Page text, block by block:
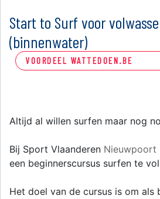
Start to Surf voor
(binnenwater)
VOORDEEL WATTEDOEN.BE
Altijd al willen surfen maar nog
Bij Sport Vlaanderen Nieuwpoort
een beginnerscursus surfen te
Het doel van de cursus is om als